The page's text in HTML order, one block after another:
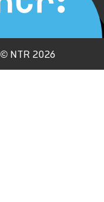
© NTR 2026